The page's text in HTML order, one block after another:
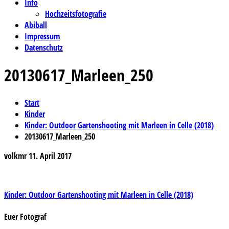
Info
Hochzeitsfotografie
Abiball
Impressum
Datenschutz
20130617_Marleen_250
Start
Kinder
Kinder: Outdoor Gartenshooting mit Marleen in Celle (2018)
20130617_Marleen_250
volkmr 11. April 2017
Beitragsnavigation
Kinder: Outdoor Gartenshooting mit Marleen in Celle (2018)
Euer Fotograf